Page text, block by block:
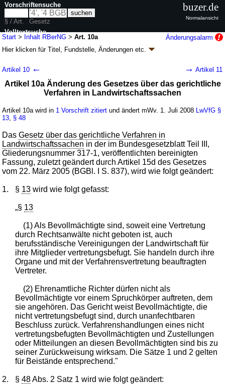
Start > Inhalt RBerNG >Art. 10a
Änderungsalarm
Hier klicken fürTitel, Fundstelle, Änderungen etc.
Rechtsberatungsrechts (RBerNG
G. v. 12.12.2007BGBl. I S. 2840( Nr. 63); zuletzt geändert durchArtikel 6
G. v. 12.06.2008BGBl. I S. 1000
45 Änderungen | Drucksachen / Entwurf / Begründung |
wird in 51 Vorschriften zitiert
Artikel 10 ← → Artikel 11
Artikel 10a Änderung des Gesetzes über das gerichtliche
Verfahren in Landwirtschaftssachen
Artikel 10a wird in 1 Vorschrift zitiert und ändert mWv. 1. Juli 2008 LwVfG §
13 § 48
DasGesetz über das gerichtliche Verfahren in
Landwirtschaftssachen in der im Bundesgesetzblatt Teil III,
Gliederungsnummer 317-1, veröffentlichten bereinigten
Fassung, zuletzt geändert durch Artikel 15d des Gesetzes
vom 22. März 2005 (BGBl. I S. 837), wird wie folgt geändert:
1. § 13 wird wie folgt gefasst:
„§ 13
(1) Als Bevollmächtigte sind, soweit eine Vertretung
durch Rechtsanwälte nicht geboten ist, auch
berufsständische Vereinigungen der Landwirtschaft für
ihre Mitglieder vertretungsbefugt. Sie handeln durch ihre
Organe und mit der Verfahrensvertretung beauftragten
Vertreter.
(2) Ehrenamtliche Richter dürfen nicht als
Bevollmächtigte vor einem Spruchkörper auftreten, dem
sie angehören. Das Gericht weist Bevollmächtigte, die
nicht vertretungsbefugt sind, durch unanfechtbaren
Beschluss zurück. Verfahrenshandlungen eines nicht
vertretungsbefugten Bevollmächtigten und Zustellungen
oder Mitteilungen an diesen Bevollmächtigten sind bis zu
seiner Zurückweisung wirksam. Die Sätze 1 und 2 gelten
für Beistände entsprechend."
2. §48Abs. 2 Satz 1 wird wie folgt geändert:
Vorschriftensuche
§ / Art.
Gesetz
Volltextsuche
nur in RBerNG
buzer.de
Normalansicht